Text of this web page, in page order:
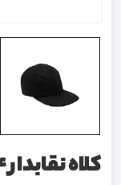
کلاه نقابدار I 1004